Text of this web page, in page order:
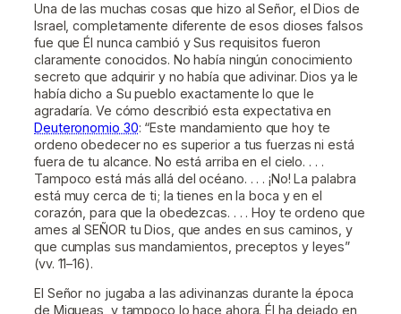
Una de las muchas cosas que hizo al Señor, el Dios de
Israel, completamente diferente de esos dioses falsos
fue que Él nunca cambió y Sus requisitos fueron
claramente conocidos. No había ningún conocimiento
secreto que adquirir y no había que adivinar. Dios ya le
había dicho a Su pueblo exactamente lo que le
agradaría. Ve cómo describió esta expectativa en
Deuteronomio 30: “Este mandamiento que hoy te
ordeno obedecer no es superior a tus fuerzas ni está
fuera de tu alcance. No está arriba en el cielo. . . .
Tampoco está más allá del océano. . . . ¡No! La palabra
está muy cerca de ti; la tienes en la boca y en el
corazón, para que la obedezcas. . . . Hoy te ordeno que
ames al SEÑOR tu Dios, que andes en sus caminos, y
que cumplas sus mandamientos, preceptos y leyes”
(vv. 11–16).
El Señor no jugaba a las adivinanzas durante la época
de Miqueas, y tampoco lo hace ahora. Él ha dejado en